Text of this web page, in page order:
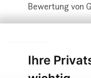
Ihre
Bewertung von